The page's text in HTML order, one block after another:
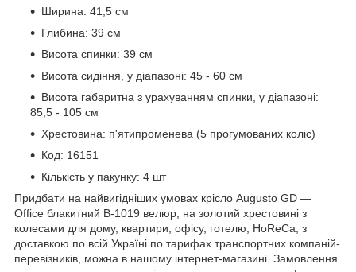
Ширина: 41,5 см
Глибина: 39 см
Висота спинки: 39 см
Висота сидіння, у діапазоні: 45 - 60 см
Висота габаритна з урахуванням спинки, у діапазоні:
85,5 - 105 см
Хрестовина: п'ятипроменева (5 прогумованих коліс)
Код: 16151
Кількість у пакунку: 4 шт
Придбати на найвигідніших умовах крісло Augusto GD —
Office блакитний В-1019 велюр, на золотий хрестовині з
колесами для дому, квартири, офісу, готелю, HoReCa, з
доставкою по всій Україні по тарифах транспортних компаній-
перевізників, можна в нашому інтернет-магазині. Замовлення